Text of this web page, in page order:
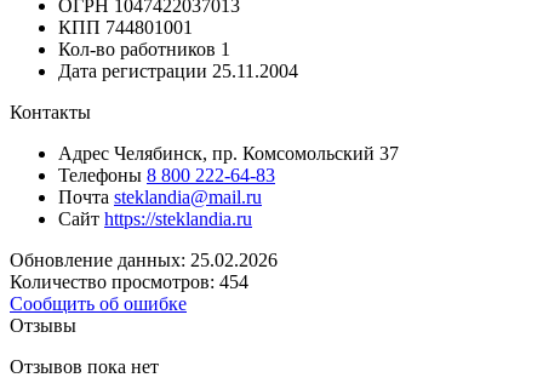
ОГРН 1047422037013
КПП 744801001
Кол-во работников 1
Дата регистрации 25.11.2004
Контакты
Адрес Челябинск, пр. Комсомольский 37
Телефоны 8 800 222-64-83
Почта steklandia@mail.ru
Сайт https://steklandia.ru
Обновление данных: 25.02.2026
Количество просмотров: 454
Сообщить об ошибке
Отзывы
Отзывов пока нет